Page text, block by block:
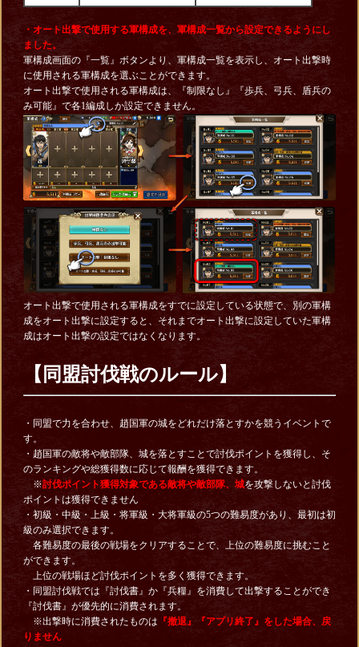
・オート出撃で使用する軍構成を、軍構成一覧から設定できるようにし
ました。
軍構成画面の『一覧』ボタンより、軍構成一覧を表示し、オート出撃時
に使用される軍構成を選ぶことができます。
オート出撃で使用される軍構成は、『制限なし』『歩兵、弓兵、盾兵の
み可能』で各1編成しか設定できません。
オート出撃で使用される軍構成をすでに設定している状態で、別の軍構
成をオート出撃に設定すると、それまでオート出撃に設定していた軍構
成はオート出撃の設定ではなくなります。
【同盟討伐戦のルール】
・同盟で力を合わせ、趙国軍の城をどれだけ落とすかを競うイベントで
す。
・趙国軍の敵将や敵部隊、城を落とすことで討伐ポイントを獲得し、そ
のランキングや総獲得数に応じて報酬を獲得できます。
※討伐ポイント獲得対象である敵将や敵部隊、城を攻撃しないと討伐
ポイントは獲得できません
・初級・中級・上級・将軍級・大将軍級の5つの難易度があり、最初は初
級のみ選択できます。
各難易度の最後の戦場をクリアすることで、上位の難易度に挑むこと
ができます。
上位の戦場ほど討伐ポイントを多く獲得できます。
・同盟討伐戦では『討伐書』か『兵糧』を消費して出撃することができ
『討伐書』が優先的に消費されます。
※出撃時に消費されたものは 『撤退』『アプリ終了』をした場合、戻
りません